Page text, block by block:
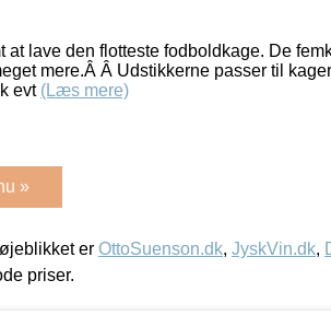
lave den flotteste fodboldkage. De
mere.Â Â Udstikkerne passer til
evt (Læs mere)
»
er OttoSuenson.dk, JyskVin.dk,
priser.